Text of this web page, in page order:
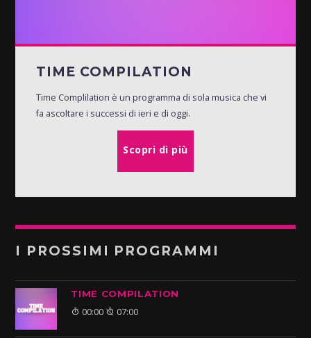
TIME COMPILATION
Time Complilation è un programma di sola musica che vi
fa ascoltare i successi di ieri e di oggi.
Scopri di più
I PROSSIMI PROGRAMMI
TIME COMPILATION
00:00 07:00